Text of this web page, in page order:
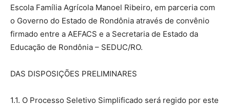
Escola Família Agrícola Manoel Ribeiro, em parceria com
o Governo do Estado de Rondônia através de convênio
firmado entre a AEFACS e a Secretaria de Estado da
Educação de Rondônia – SEDUC/RO.
DAS DISPOSIÇÕES PRELIMINARES
1.1. O Processo Seletivo Simplificado será regido por este